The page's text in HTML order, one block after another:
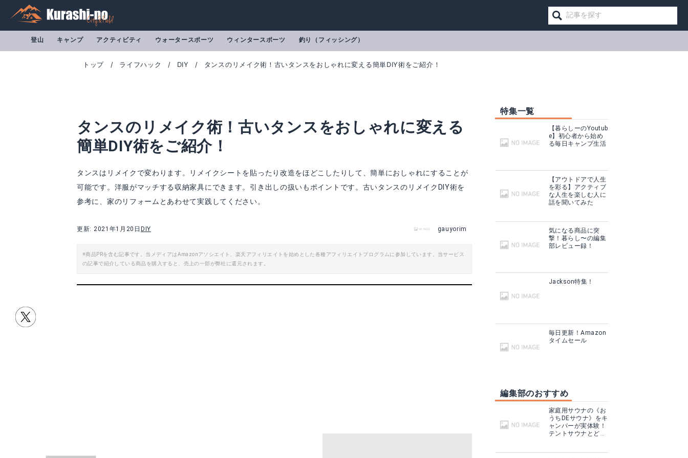
登山 キャンプ アクティビティ ウォータースポーツ ウィンタースポーツ 釣り（フィッシング）
トップ ライフハック DIY タンスのリメイク術！古いタンスをおしゃれに変える簡単DIY術をご紹介！
タンスのリメイク術！古いタンスをおしゃれに変える
簡単DIY術をご紹介！
タンスはリメイクで変わります。リメイクシートを貼ったり改造をほどこしたりして、簡単におしゃれにすることが
可能です。洋服がマッチする収納家具にできます。引き出しの扱いもポイントです。古いタンスのリメイクDIY術を
参考に、家のリフォームとあわせて実践してください。
更新: 2021年1月20日 DIY gauyorim
※商品PRを含む記事です。当メディアはAmazonアソシエイト、楽天アフィリエイトを始めとした各種アフィリエイトプログラムに参加しています。当サービス
の記事で紹介している商品を購入すると、売上の一部が弊社に還元されます。
特集一覧
【暮らしーのYoutub
e】初心者から始め
る毎日キャンプ生活
【アウトドアで人生
を彩る】アクティブ
な人生を楽しむ人に
話を聞いてみた
気になる商品に突
撃！暮らし〜の編集
部レビュー録！
Jackson特集！
毎日更新！Amazon
タイムセール
編集部のおすすめ
家庭用サウナの《お
うちDEサウナ》をキ
ャンパーが実体験！
テントサウナとどこ